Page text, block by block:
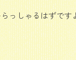
っしゃるはずです